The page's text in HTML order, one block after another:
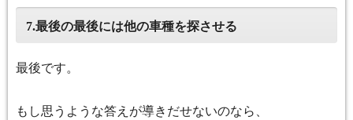
7.最後の最後には他の車種を探させる
最後です。
もし思うような答えが導きだせないのなら、